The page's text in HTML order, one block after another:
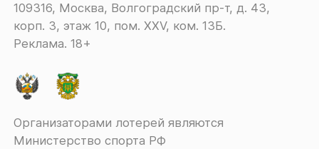
109316, Москва, Волгоградский пр-т, д. 43,
корп. 3, этаж 10, пом. XXV, ком. 13Б.
Реклама. 18+
Организаторами лотерей являются
Министерство спорта РФ